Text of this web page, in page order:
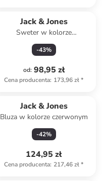
Jack & Jones
Sweter w kolorze
ciemnozielonym
-43%
od: 98,95 zł
Cena producenta: 173,96 zł*
Jack & Jones
Bluza w kolorze czerwonym
-42%
124,95 zł
Cena producenta: 217,46 zł*